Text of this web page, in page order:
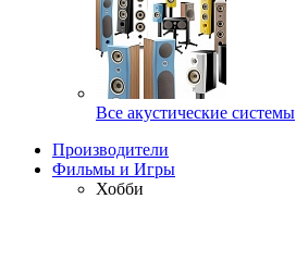
Все акустические системы
Производители
Фильмы и Игры
Хобби